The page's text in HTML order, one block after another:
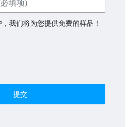
我们将为您提供免费的样品！
提交